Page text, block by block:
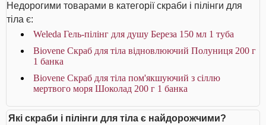
Недорогими товарами в категорії скраби і пілінги для
тіла є:
Weleda Гель-пілінг для душу Береза 150 мл 1 туба
Biovene Скраб для тіла відновлюючий Полуниця 200 г
1 банка
Biovene Скраб для тіла пом'якшуючий з сіллю
мертвого моря Шоколад 200 г 1 банка
Які скраби і пілінги для тіла є найдорожчими?